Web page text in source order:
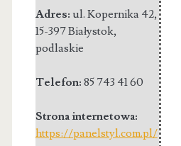
Adres: ul. Kopernika 42,
15-397 Białystok,
podlaskie
Telefon: 85 743 41 60
Strona internetowa:
https://panelstyl.com.pl/